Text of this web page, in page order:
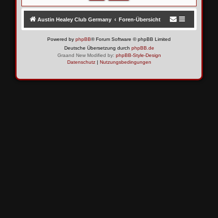
Austin Healey Club Germany Foren-Übersicht
Powered by phpBB® Forum Software © phpBB Limited
Deutsche Übersetzung durch phpBB.de
Graand New Modified by: phpBB-Style-Design
Datenschutz| Nutzungsbedingungen